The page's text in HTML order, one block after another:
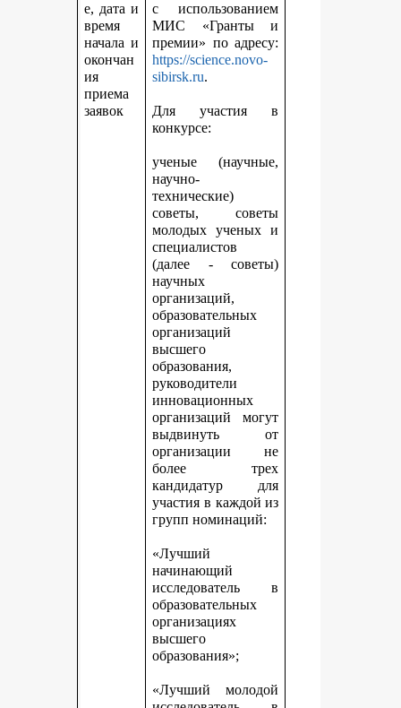
е, дата и
время
начала и
окончан
ия
приема
заявок
с использованием
МИС «Гранты и
премии» по адресу:
https://science.novo-
sibirsk.ru.
Для участия в
конкурсе:
ученые (научные,
научно-
технические)
советы, советы
молодых ученых и
специалистов
(далее - советы)
научных
организаций,
образовательных
организаций
высшего
образования,
руководители
инновационных
организаций могут
выдвинуть от
организации не
более трех
кандидатур для
участия в каждой из
групп номинаций:
«Лучший
начинающий
исследователь в
образовательных
организациях
высшего
образования»;
«Лучший молодой